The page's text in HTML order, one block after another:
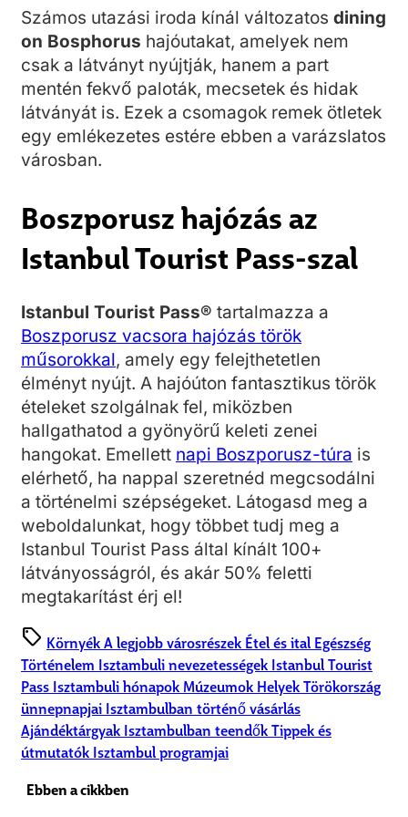
Számos utazási iroda kínál változatos dining
on Bosphorus hajóutakat, amelyek nem
csak a látványt nyújtják, hanem a part
mentén fekvő paloták, mecsetek és hidak
látványát is. Ezek a csomagok remek ötletek
egy emlékezetes estére ebben a varázslatos
városban.
Boszporusz hajózás az
Istanbul Tourist Pass-szal
Istanbul Tourist Pass® tartalmazza a
Boszporusz vacsora hajózás török
műsorokkal, amely egy felejthetetlen
élményt nyújt. A hajóúton fantasztikus török
ételeket szolgálnak fel, miközben
hallgathatod a gyönyörű keleti zenei
hangokat. Emellett napi Boszporusz-túra is
elérhető, ha nappal szeretnéd megcsodálni
a történelmi szépségeket. Látogasd meg a
weboldalunkat, hogy többet tudj meg a
Istanbul Tourist Pass által kínált 100+
látványosságról, és akár 50% feletti
megtakarítást érj el!
sell KörnyékA legjobb városrészek Étel és ital Egészség
Történelem Isztambuli nevezetességek Istanbul Tourist
Pass Isztambuli hónapok Múzeumok HelyekTörökország
ünnepnapjai Isztambulban történő vásárlás
Ajándéktárgyak Isztambulban teendőkTippek és
útmutatók Isztambul programjai
Ebben a cikkben